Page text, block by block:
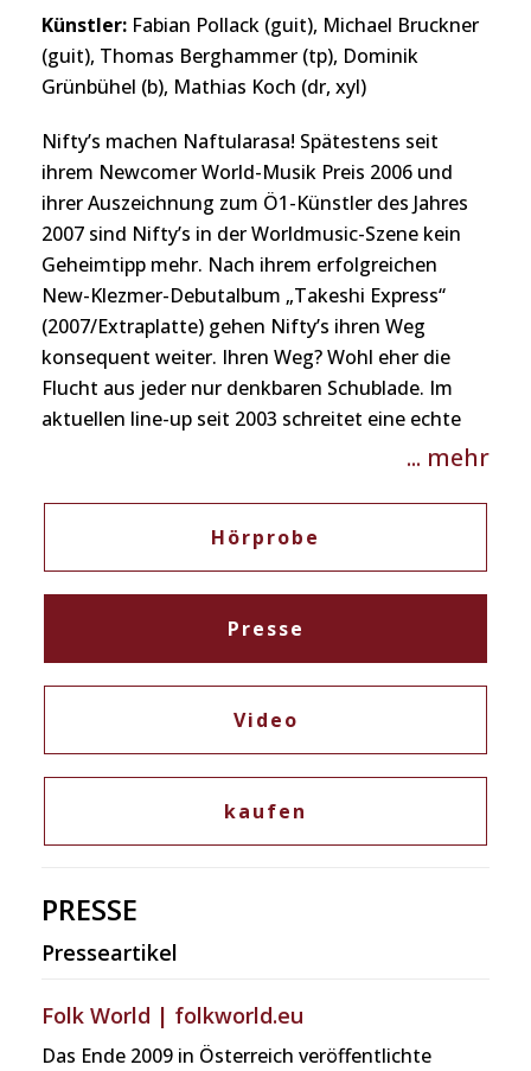
Künstler: Fabian Pollack (guit), Michael Bruckner
(guit), Thomas Berghammer (tp), Dominik
Grünbühel (b), Mathias Koch (dr, xyl)
Nifty’s machen Naftularasa! Spätestens seit
ihrem Newcomer World-Musik Preis 2006 und
ihrer Auszeichnung zum Ö1-Künstler des Jahres
2007 sind Nifty’s in der Worldmusic-Szene kein
Geheimtipp mehr. Nach ihrem erfolgreichen
New-Klezmer-Debutalbum „Takeshi Express“
(2007/Extraplatte) gehen Nifty’s ihren Weg
konsequent weiter. Ihren Weg? Wohl eher die
Flucht aus jeder nur denkbaren Schublade. Im
aktuellen line-up seit 2003 schreitet eine echte
working band konsequent voran und die daraus
überhören. Nify’s haben auf ihrem neuen Album
„Naftularasa“ einen höchst eigenwilligen Sound
entwickelt, der sich den üblichen Beschreibungen
widersetzt. Großartig down and dirty!
... mehr
Hörprobe
Presse
Video
kaufen
PRESSE
Presseartikel
Folk World | folkworld.eu
Das Ende 2009 in Österreich veröffentlichte